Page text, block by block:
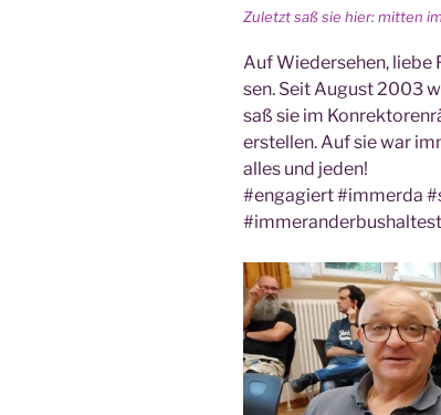
Zuletzt saß sie hier: mit­ten
Auf Wie­der­se­hen, lie­be
sen. Seit August 2003
saß sie im
erstel­len. Auf sie war
alles und jeden!
#enga­giert #immer­da